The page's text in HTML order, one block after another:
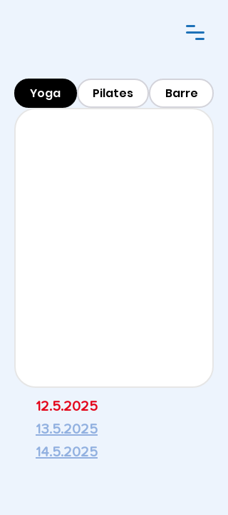
Yoga Pilates Barre
12.5.2025
13.5.2025
14.5.2025